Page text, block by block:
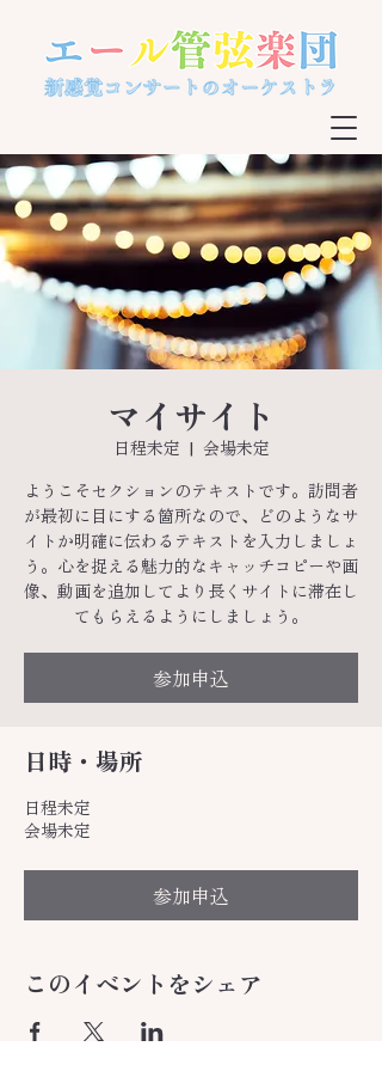
マイサイト
日程未定
  |
会場未定
ようこそセクションのテキストです。訪問者
が最初に目にする箇所なので、どのようなサ
イトか明確に伝わるテキストを入力しましょ
う。心を捉える魅力的なキャッチコピーや画
像、動画を追加してより長くサイトに滞在し
てもらえるようにしましょう。
参加申込
日時・場所
日程未定
会場未定
参加申込
このイベントをシェア